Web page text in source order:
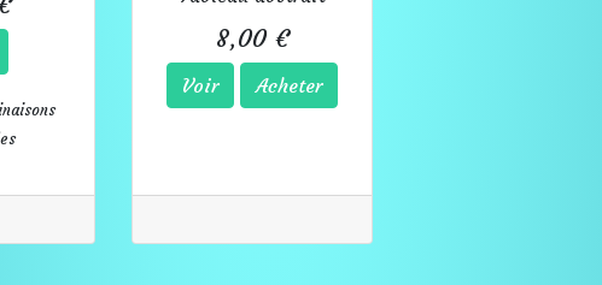
8,00 €
Voir Acheter